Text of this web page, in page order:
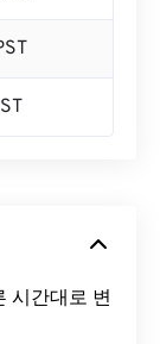
시간대로 변